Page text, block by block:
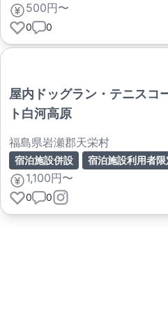
500円〜
0 0
屋内ドッグラン・テニスコ
ト白河高原
福島県岩瀬郡天栄村
宿泊施設併設 宿泊施設利用者限
1,100円〜
0 0